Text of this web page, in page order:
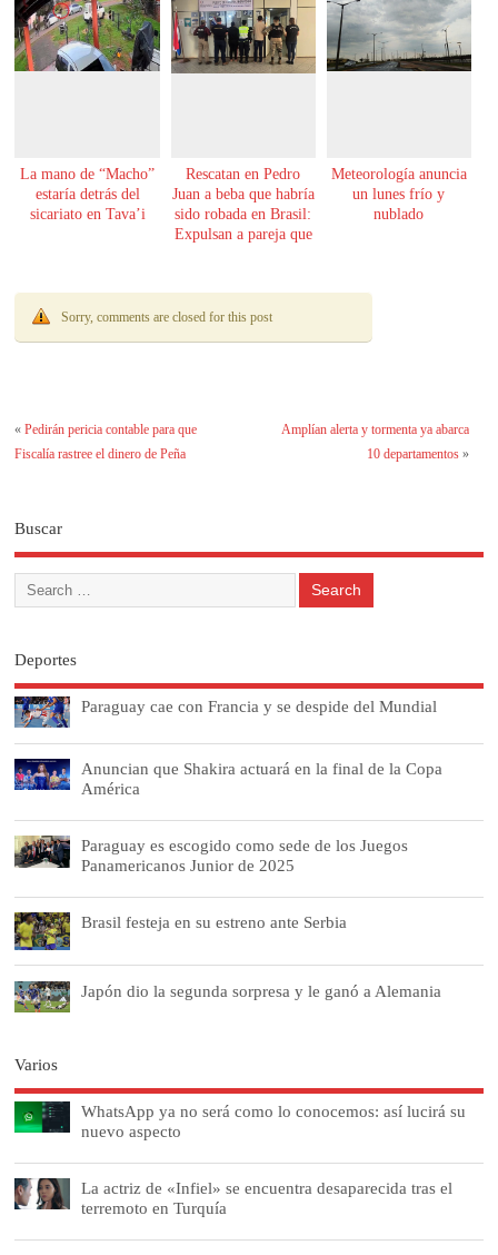
La mano de “Macho”
estaría detrás del
sicariato en Tava’i
Rescatan en Pedro
Juan a beba que habría
sido robada en Brasil:
Expulsan a pareja que
Meteorología anuncia
un lunes frío y
nublado
Sorry, comments are closed for this post
«Pedirán pericia contable para que
Fiscalía rastree el dinero de Peña
Amplían alerta y tormenta ya abarca
10 departamentos»
Buscar
Deportes
Paraguay cae con Francia y se despide del Mundial
Anuncian que Shakira actuará en la final de la Copa
América
Paraguay es escogido como sede de los Juegos
Panamericanos Junior de 2025
Brasil festeja en su estreno ante Serbia
Japón dio la segunda sorpresa y le ganó a Alemania
Varios
WhatsApp ya no será como lo conocemos: así lucirá su
nuevo aspecto
La actriz de «Infiel» se encuentra desaparecida tras el
terremoto en Turquía